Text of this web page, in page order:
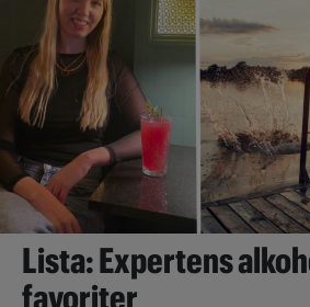
Lista: Expertens
favoriter